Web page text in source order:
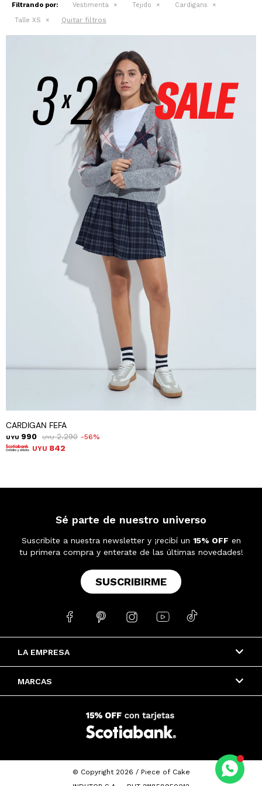
Filtrando por: Vestimenta Tejido
Cardigans
Talle XS
Quitar filtros
CARDIGAN FEFA
UYU 990 UYU 2.290 56
UYU 842
LA EMPRESA
MARCAS
Sé parte de nuestro universo
Suscribite a nuestra newsletter y ¡recibí un 15% OFF en
tu primera compra y enterate de las últimas novedades!
SUSCRIBIRME
    
© Copyright 2026 / Piece of Cake